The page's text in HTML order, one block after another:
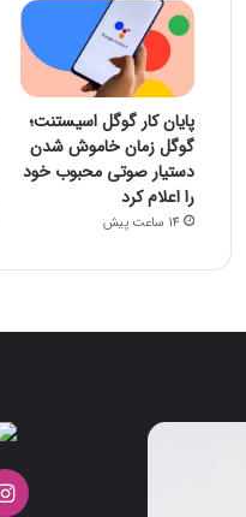
پایان کار گوگل اسیستنت؛
گوگل زمان خاموش شدن
دستیار صوتی محبوب خود
را اعلام کرد
14 ساعت پیش